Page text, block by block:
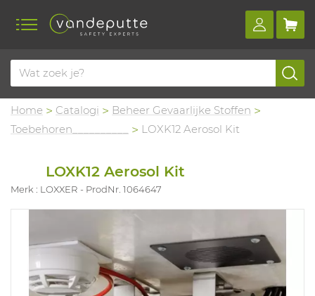
Home Catalogi
Beheer Gevaarlijke Stoffen
Toebehoren__________
LOXK12 Aerosol Kit
LOXK12 Aerosol Kit
Merk : LOXXER ProdNr. 1064647